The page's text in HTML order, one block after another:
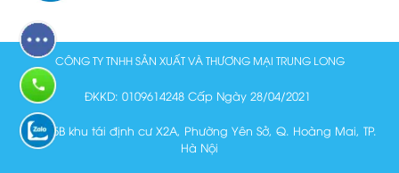
CÔNG TY TNHH SẢN XUẤT VÀ THƯƠNG MẠI TRUNG LONG
ĐKKD: 0109614248 Cấp Ngày 28/04/2021
Lô N15B khu tái định cư X2A, Phường Yên Sở, Q. Hoàng Mai, TP.
Hà Nội